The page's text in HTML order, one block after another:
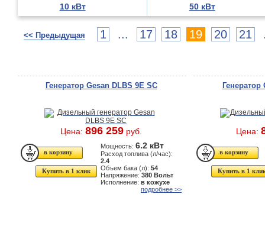
10 кВт
50 кВт
<< Предыдущая 1 ... 17 18 19 20 21
Генератор Gesan DLBS 9E SC
Цена: 896 259 руб.
Купить в 1 клик
Мощность: 6.2 кВт
Расход топлива (л/час):
2.4
Объем бака (л): 54
Напряжение: 380 Вольт
Исполнение: в кожухе
подробнее >>
Генератор
Цена:
Купить в 1